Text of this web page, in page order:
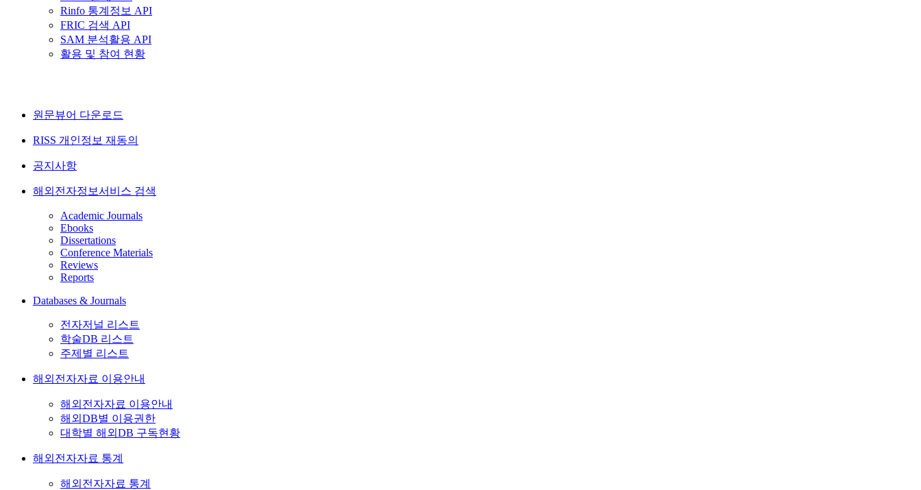
Rinfo 통계정보 API
FRIC 검색 API
SAM 분석활용 API
활용 및 참여 현황
원문뷰어 다운로드
RISS 개인정보 재동의
공지사항
해외전자정보서비스 검색
Academic Journals
Ebooks
Dissertations
Conference Materials
Reviews
Reports
Databases & Journals
전자저널 리스트
학술DB 리스트
주제별 리스트
해외전자자료 이용안내
해외전자자료 이용안내
해외DB별 이용권한
대학별 해외DB 구독현황
해외전자자료 통계
해외전자자료 통계